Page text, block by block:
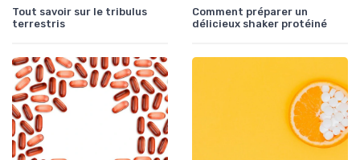
Tout savoir sur le tribulus
terrestris
Comment préparer un
délicieux shaker protéiné